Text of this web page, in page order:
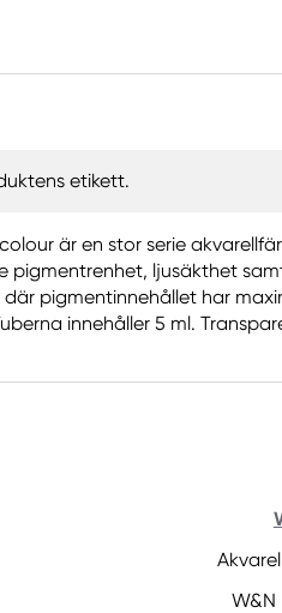
etikett.
är en stor serie
pigmentrenhet, ljusäkthet
pigmentinnehållet har
innehåller 5 ml.
W&N